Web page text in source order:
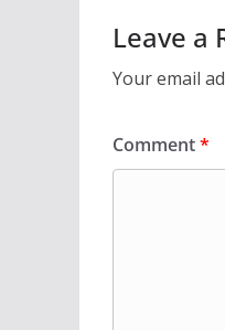
Leave a
Your email
Comment*